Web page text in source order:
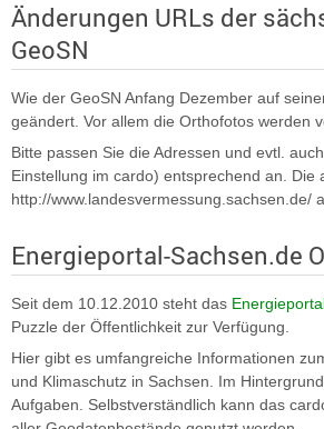
Änderungen URLs der
GeoSN
Wie der GeoSN Anfang Dezember auf
geändert. Vor allem die Orthofotos werden
Bitte passen Sie die Adressen und evtl.
Einstellung im cardo) entsprechend an. Die
http://www.landesvermessung.sachsen.de/
Energieportal-Sachsen.de
Seit dem 10.12.2010 steht das
Puzzle der Öffentlichkeit zur Verfügung.
Hier gibt es umfangreiche Informationen
und Klimaschutz in Sachsen. Im
Aufgaben. Selbstverständlich kann das